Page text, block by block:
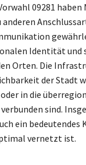
09281
anderen
Identität
Orten. Die
der Stadt
in die
sind.
ein
vernetzt ist.